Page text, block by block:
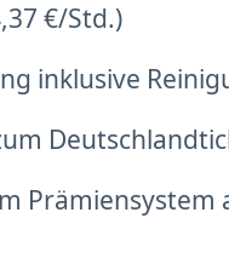
€/Std.)
inklusive